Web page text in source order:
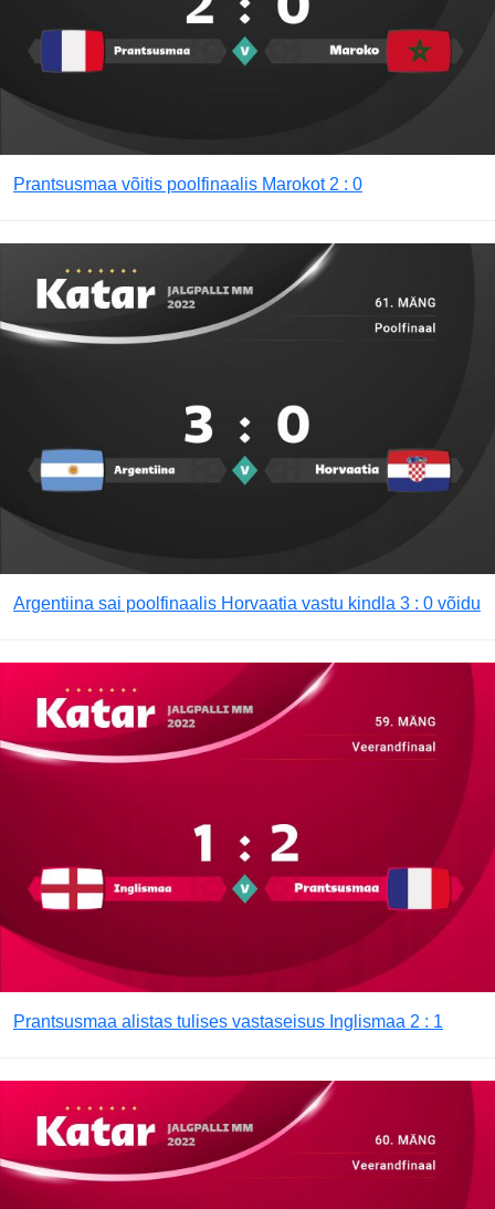
Prantsusmaa võitis poolfinaalis Marokot 2 : 0
Argentiina sai poolfinaalis Horvaatia vastu kindla 3 : 0 võidu
Prantsusmaa alistas tulises vastaseisus Inglismaa 2 : 1